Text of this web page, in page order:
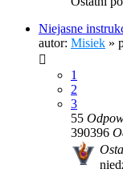
Niejasne
autor: Misiek »
1
2
3
55
390396